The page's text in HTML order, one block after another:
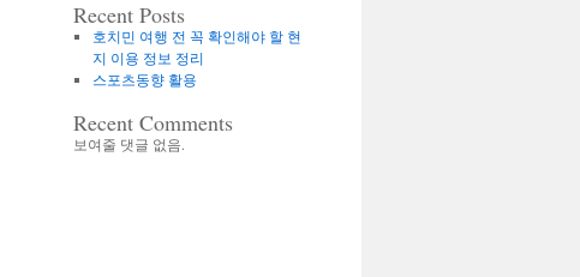
Recent Posts
호치민 여행 전 꼭 확인해야 할 현
지 이용 정보 정리
스포츠동향 활용
Recent Comments
보여줄 댓글 없음.